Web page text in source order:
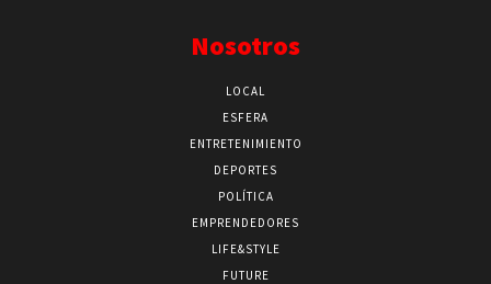
Nosotros
LOCAL
ESFERA
ENTRETENIMIENTO
DEPORTES
POLÍTICA
EMPRENDEDORES
LIFE&STYLE
FUTURE